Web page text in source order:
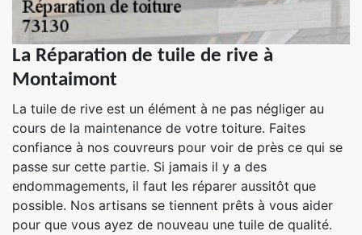
La Réparation de tuile de rive à
Montaimont
La tuile de rive est un élément à ne pas négliger au
cours de la maintenance de votre toiture. Faites
confiance à nos couvreurs pour voir de près ce qui se
passe sur cette partie. Si jamais il y a des
endommagements, il faut les réparer aussitôt que
possible. Nos artisans se tiennent prêts à vous aider
pour que vous ayez de nouveau une tuile de qualité.